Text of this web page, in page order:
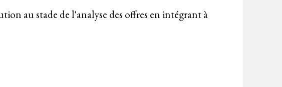
au stade de l'analyse des offres en intégrant à